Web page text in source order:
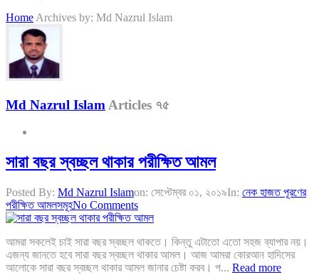
Home Archives by: Md Nazrul Islam
Md Nazrul Islam Articles ৭৫
সারা বছর স্বচ্ছল থাকার পরীক্ষিত আমল
Posted By: Md Nazrul Islamon: সেপ্টেম্বর ০১, ২০১৯In: নেক হাজত পূরণের
পরীক্ষিত আমলসমূহNo Comments
আমরা সকলেই চাই সারা বছর স্বচ্ছল থাকতে। কিন্তু এটাতো এতো সহজ ব্যাপার নয়।
এজন্য জানতে হবে সারা বছর স্বচ্ছল থাকার আমল। আজ আমরা কোরআন হাদিসের
আলোকে সারা বছর স্বচ্ছল থাকার আমল জানার চেষ্টা করব। প... Read more